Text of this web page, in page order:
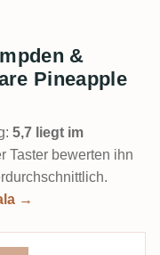
&
Pineapple
5,7 liegt im
Taster bewerten ihn
→